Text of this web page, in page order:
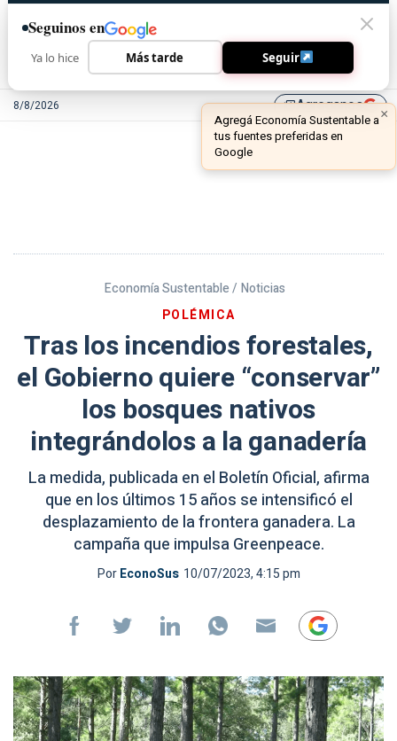
8/8/2026 library_addAgreganos
Economía Sustentable / Noticias
POLÉMICA
Tras los incendios forestales,
el Gobierno quiere “conservar”
los bosques nativos
integrándolos a la ganadería
La medida, publicada en el Boletín Oficial, afirma
que en los últimos 15 años se intensificó el
desplazamiento de la frontera ganadera. La
campaña que impulsa Greenpeace.
PorEconoSus 10/07/2023, 4:15 pm
Seguinos en
Ya lo hice Más tarde Seguir